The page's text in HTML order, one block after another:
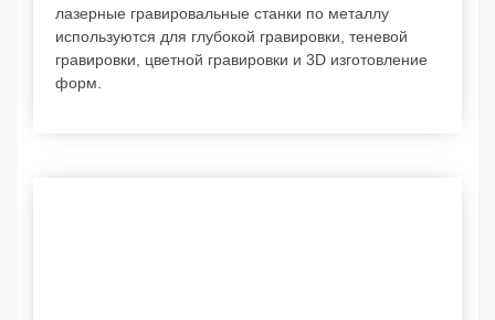
лазерные гравировальные станки по металлу
используются для глубокой гравировки, теневой
гравировки, цветной гравировки и 3D изготовление
форм.